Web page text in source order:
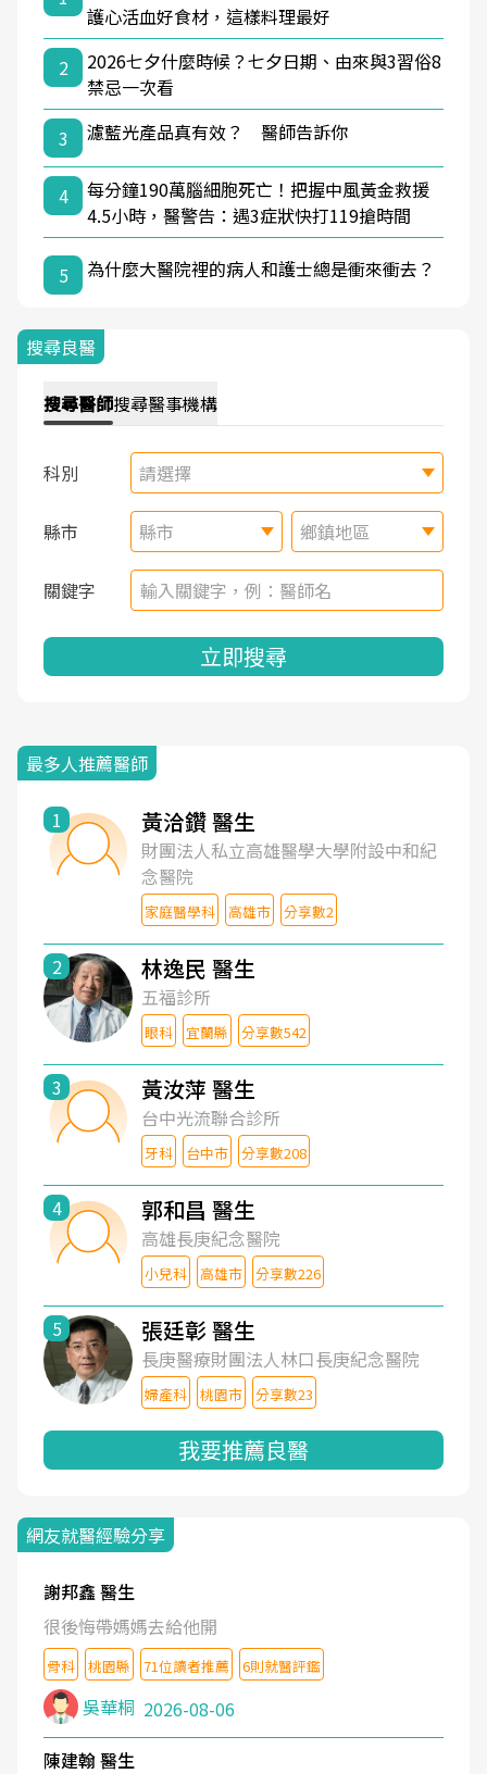
護心活血好食材，這樣料理最好
2
2026七夕什麼時候？七夕日期、由來與3習俗8
禁忌一次看
3
濾藍光產品真有效？ 醫師告訴你
4
每分鐘190萬腦細胞死亡！把握中風黃金救援
4.5小時，醫警告：遇3症狀快打119搶時間
5 為什麼大醫院裡的病人和護士總是衝來衝去？
搜尋良醫
搜尋醫師搜尋醫事機構
科別 請選擇
縣市 縣市 鄉鎮地區
關鍵字
立即搜尋
最多人推薦醫師
1 黃洽鑽 醫生
財團法人私立高雄醫學大學附設中和紀
念醫院
家庭醫學科 高雄市 分享數2
2 林逸民 醫生
五福診所
眼科 宜蘭縣 分享數542
3 黃汝萍 醫生
台中光流聯合診所
牙科 台中市 分享數208
4 郭和昌 醫生
高雄長庚紀念醫院
小兒科 高雄市 分享數226
5 張廷彰 醫生
長庚醫療財團法人林口長庚紀念醫院
婦產科 桃園市 分享數23
我要推薦良醫
網友就醫經驗分享
謝邦鑫 醫生
很後悔帶媽媽去給他開
骨科 桃園縣 71位讀者推薦 6則就醫評鑑
吳華桐 2026-08-06
陳建翰 醫生